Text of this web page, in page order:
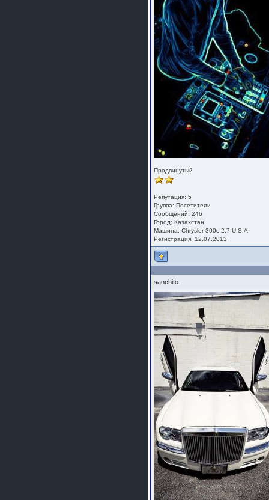
Продвинутый
Репутация: 5
Группа: Посетители
Сообщений: 246
Город: Казахстан
Машина: Chrysler 300c 2.7 U.S.A
Регистрация: 12.07.2013
sanchito